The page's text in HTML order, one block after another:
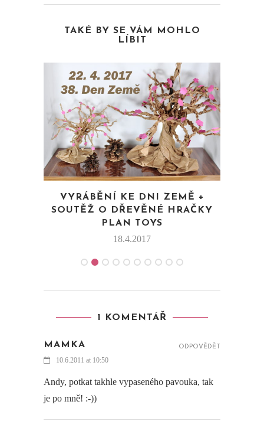
TAKÉ BY SE VÁM MOHLO
LÍBIT
VYRÁBĚNÍ KE DNI ZEMĚ +
SOUTĚŽ O DŘEVĚNÉ HRAČKY
PLAN TOYS
18.4.2017
1 KOMENTÁŘ
MAMKA
10.6.2011 at 10:50
Andy, potkat takhle vypaseného pavouka, tak
je po mně! :-))
ODPOVĚDĚT